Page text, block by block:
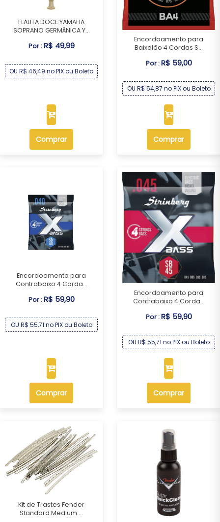
FLAUTA DOCE YAMAHA
SOPRANO GERMÂNICA Y...
Por :R$ 49,99
OU R$ 46,49 no PIX ou Boleto
Comprar
Encordoamento para
Baixolão 4 Cordas S...
Por :R$ 59,00
OU R$ 54,87 no PIX ou Boleto
Comprar
Encordoamento para
Contrabaixo 4 Corda...
Por :R$ 59,90
OU R$ 55,71 no PIX ou Boleto
Comprar
Encordoamento para
Contrabaixo 4 Corda...
Por :R$ 59,90
OU R$ 55,71 no PIX ou Boleto
Comprar
Kit de Trastes Fender
Standard Medium ...